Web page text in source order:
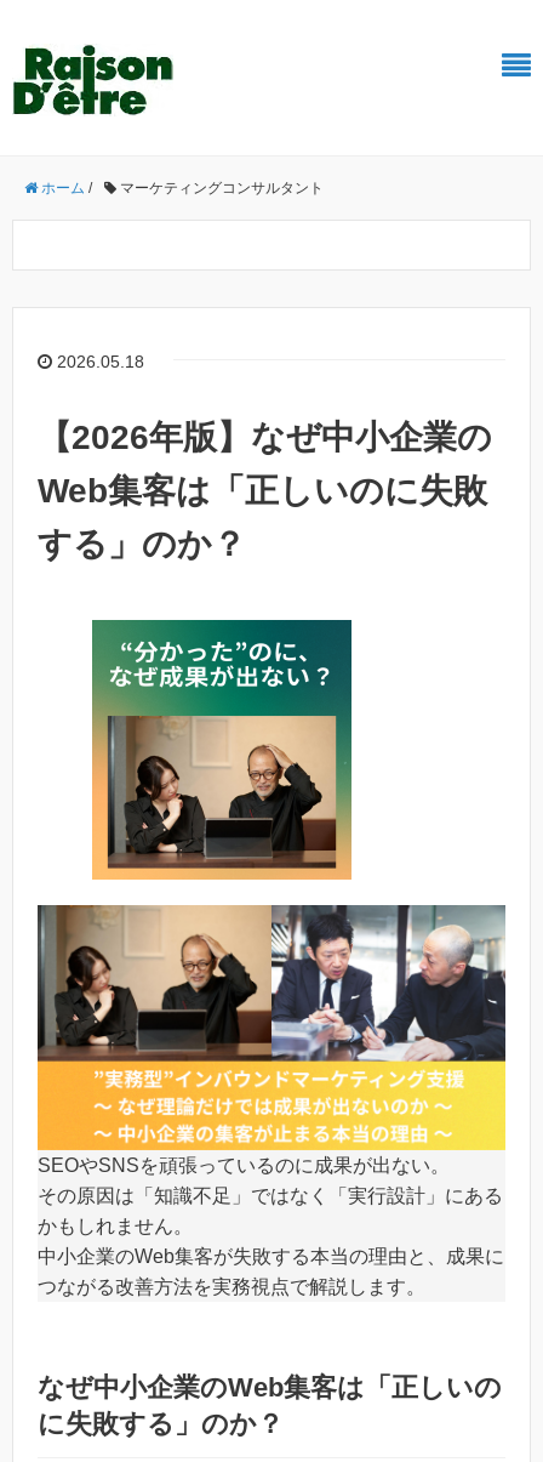
ホーム / マーケティングコンサルタント
2026.05.18
【2026年版】なぜ中小企業の
Web集客は「正しいのに失敗
する」のか？
SEOやSNSを頑張っているのに成果が出ない。
その原因は「知識不足」ではなく「実行設計」にある
かもしれません。
中小企業のWeb集客が失敗する本当の理由と、成果に
つながる改善方法を実務視点で解説します。
なぜ中小企業のWeb集客は「正しいの
に失敗する」のか？